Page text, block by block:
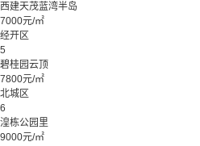
西建天茂蓝湾半岛
7000元/㎡
经开区
5
碧桂园云顶
7800元/㎡
北城区
6
湟栋公园里
9000元/㎡